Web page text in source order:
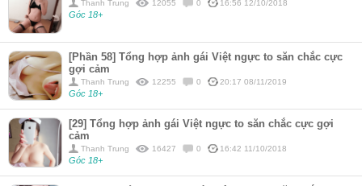
Thanh Trung 12055 0 16:56 12/10/2018
Góc 18+
[Phần 58] Tổng hợp ảnh gái Việt ngực to săn chắc cực
gợi cảm
Thanh Trung 12255 0 20:17 08/11/2019
Góc 18+
[29] Tổng hợp ảnh gái Việt ngực to săn chắc cực gợi
cảm
Thanh Trung 16427 0 16:42 11/10/2018
Góc 18+